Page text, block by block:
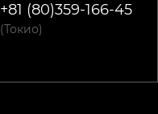
+81 (80)359-166-45
(Токио)